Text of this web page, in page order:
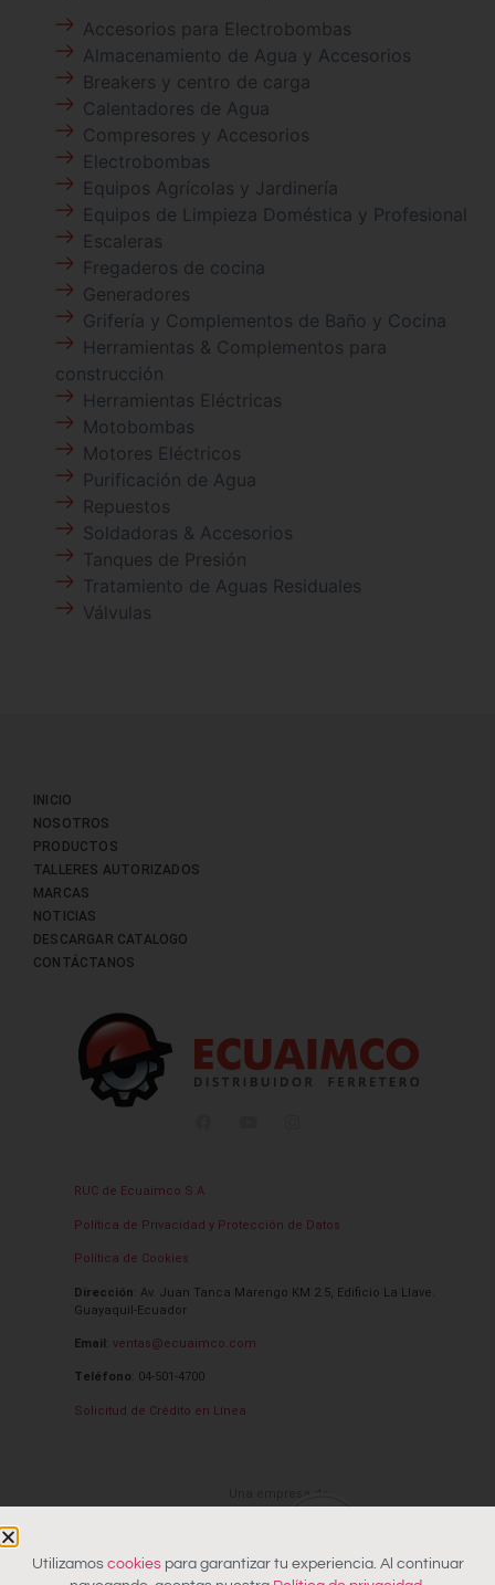
Accesorios para Electrobombas
Almacenamiento de Agua y Accesorios
Breakers y centro de carga
Calentadores de Agua
Compresores y Accesorios
Electrobombas
Equipos Agrícolas y Jardinería
Equipos de Limpieza Doméstica y Profesional
Escaleras
Fregaderos de cocina
Generadores
Grifería y Complementos de Baño y Cocina
Herramientas & Complementos para
construcción
Herramientas Eléctricas
Motobombas
Motores Eléctricos
Purificación de Agua
Repuestos
Soldadoras & Accesorios
Tanques de Presión
Tratamiento de Aguas Residuales
Válvulas
INICIO
NOSOTROS
PRODUCTOS
TALLERES AUTORIZADOS
MARCAS
NOTICIAS
DESCARGAR CATALOGO
CONTÁCTANOS
RUC de Ecuaimco S.A
Política de Privacidad y Protección de Datos
Política de Cookies
Dirección : Av. Juan Tanca Marengo KM 2.5, Edificio La Llave.
Guayaquil-Ecuador
Email ventas@ecuaimco.com
Teléfono : 04-501-4700
Solicitud de Crédito en Línea
Utilizamos cookiespara garantizar tu experiencia. Al continuar